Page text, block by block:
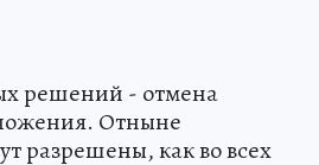
решений - отмена
Отныне
разрешены, как во всех